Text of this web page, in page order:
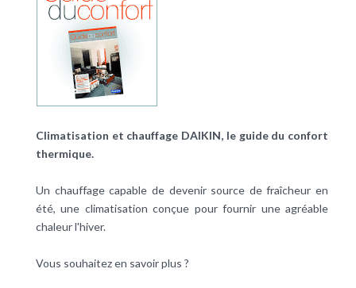
Climatisation et chauffage DAIKIN, le guide du confort
thermique.
Un chauffage capable de devenir source de fraîcheur en
été, une climatisation conçue pour fournir une agréable
chaleur l'hiver.
Vous souhaitez en savoir plus ?